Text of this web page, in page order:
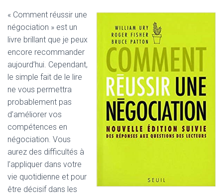
« Comment réussir une
négociation » est un
livre brillant que je peux
encore recommander
aujourd’hui. Cependant,
le simple fait de le lire
ne vous permettra
probablement pas
d’améliorer vos
compétences en
négociation. Vous
aurez des difficultés à
l’appliquer dans votre
vie quotidienne et pour
être décisif dans les